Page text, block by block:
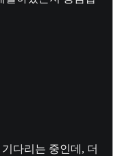
다리는 중인데, 더